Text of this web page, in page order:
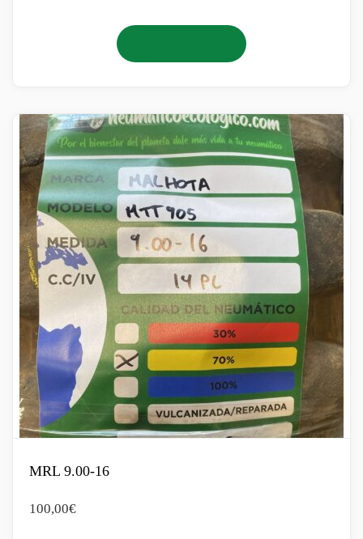
MRL 9.00-16
100,00€